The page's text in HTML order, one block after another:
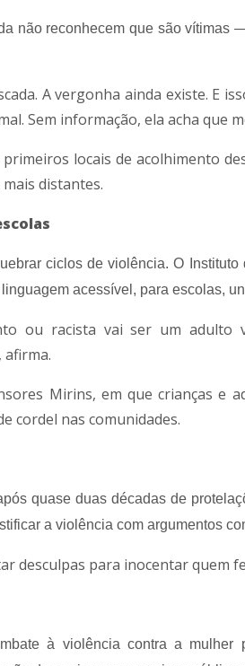
não reconhecem que são vítimas
A vergonha ainda existe. E
Sem informação, ela acha que
locais de acolhimento
distantes.
ciclos de violência. O
acessível, para escolas,
ou racista vai ser um adulto
afirma.
Mirins, em que crianças e
cordel nas comunidades.
quase duas décadas de
a violência com argumentos
desculpas para inocentar quem
à violência contra a mulher